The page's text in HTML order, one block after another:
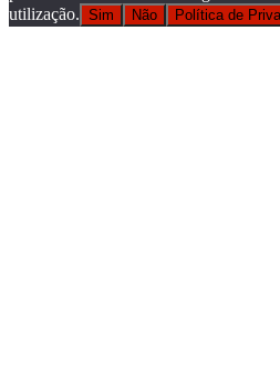
utilização. Sim Não Política de